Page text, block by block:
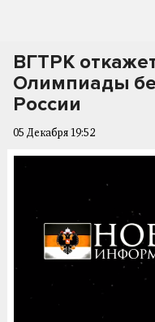
ВГТРК
Олимпиады
России
05 Декабря 19:52